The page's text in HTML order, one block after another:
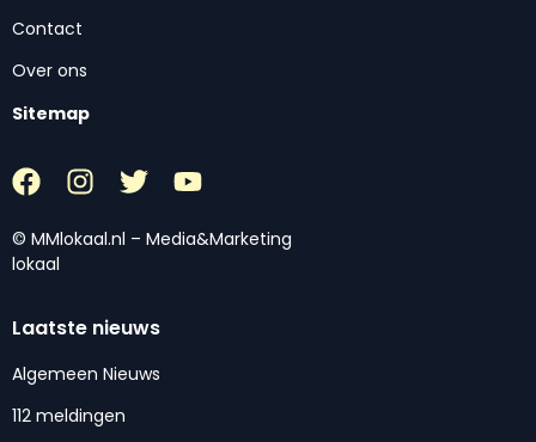
Contact
Over ons
Sitemap
© MMlokaal.nl – Media&Marketing
lokaal
Laatste nieuws
Algemeen Nieuws
112 meldingen